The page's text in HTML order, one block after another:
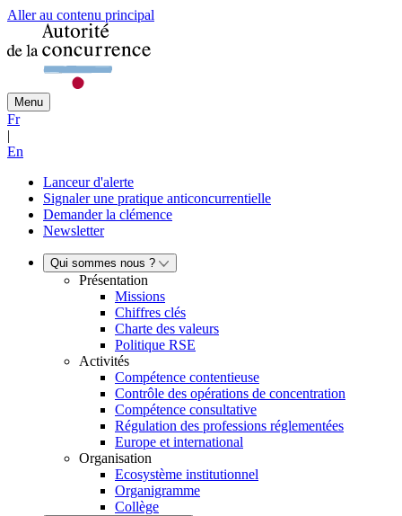
Aller au contenu principal
Menu
Fr
|
En
Lanceur d'alerte
Signaler une pratique anticoncurrentielle
Demander la clémence
Newsletter
Qui sommes nous ?
Présentation
Missions
Chiffres clés
Charte des valeurs
Politique RSE
Activités
Compétence contentieuse
Contrôle des opérations de concentration
Compétence consultative
Régulation des professions réglementées
Europe et international
Organisation
Ecosystème institutionnel
Organigramme
Collège